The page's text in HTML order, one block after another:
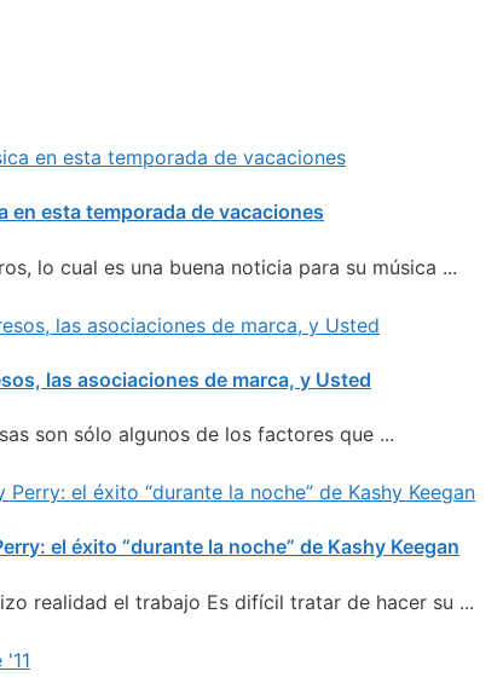
en esta temporada de vacaciones
lo cual es una buena noticia para su música ...
las asociaciones de marca, y Usted
son sólo algunos de los factores que ...
el éxito “durante la noche” de Kashy Keegan
realidad el trabajo Es difícil tratar de hacer su ...